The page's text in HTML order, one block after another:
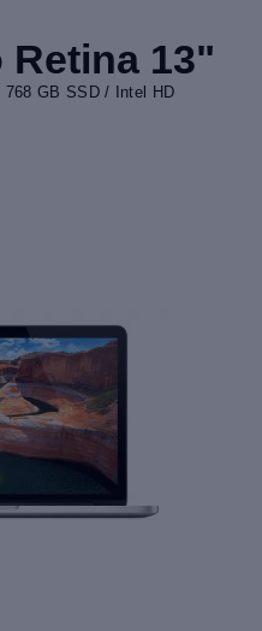
Retina 13"
768 GB SSD / Intel HD